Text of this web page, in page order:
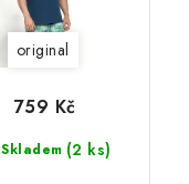
original
Skladem (2 ks)
759 Kč